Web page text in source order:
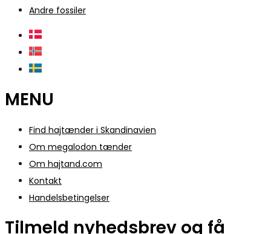
Andre fossiler
MENU
Find hajtænder i Skandinavien
Om megalodon tænder
Om hajtand.com
Kontakt
Handelsbetingelser
Tilmeld nyhedsbrev og få